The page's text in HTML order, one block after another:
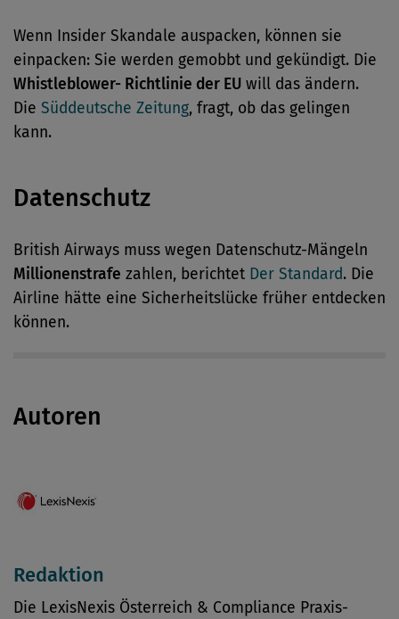
Wenn Insider Skandale auspacken, können sie
einpacken: Sie werden gemobbt und gekündigt. Die
Whistleblower- Richtlinie der EU will das ändern.
Die Süddeutsche Zeitung, fragt, ob das gelingen
kann.
Datenschutz
British Airways muss wegen Datenschutz-Mängeln
Millionenstrafe zahlen, berichtet Der Standard. Die
Airline hätte eine Sicherheitslücke früher entdecken
können.
Autoren
Redaktion
Die LexisNexis Österreich & Compliance Praxis-